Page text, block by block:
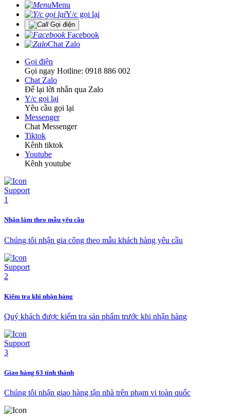
Menu
Y/c gọi lại
Gọi điện
Facebook
Chat Zalo
Gọi điện
Gọi ngay Hotline: 0918 886 002
Chat Zalo
Để lại lời nhắn qua Zalo
Y/c gọi lại
Yêu cầu gọi lại
Messenger
Chat Messenger
Tiktok
Kênh tiktok
Youtube
Kênh youtube
Nhận làm theo mẫu yêu cầu
Chúng tôi nhận gia công theo mẫu khách hàng yêu cầu
Kiểm tra khi nhận hàng
Quý khách được kiểm tra sản phẩm trước khi nhận hàng
Giao hàng 63 tỉnh thành
Chúng tôi nhận giao hàng tận nhà trên phạm vi toàn quốc